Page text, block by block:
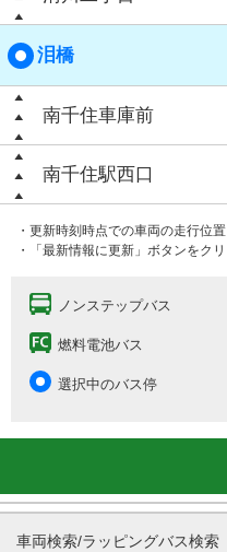
泪橋
南千住車庫前
南千住駅西口
・更新時刻時点での車両の走行位
・「最新情報に更新」ボタンをク
ノンステップバス
燃料電池バス
選択中のバス停
車両検索/ラッピングバス検索